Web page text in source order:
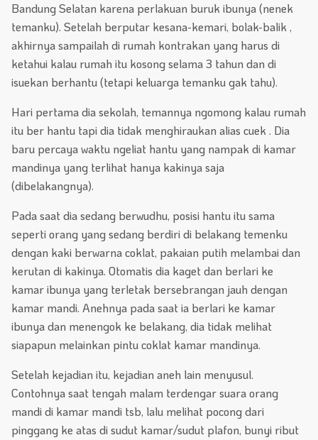
Bandung Selatan karena perlakuan buruk ibunya (nenek
temanku). Setelah berputar kesana-kemari, bolak-balik ,
akhirnya sampailah di rumah kontrakan yang harus di
ketahui kalau rumah itu kosong selama 3 tahun dan di
isuekan berhantu (tetapi keluarga temanku gak tahu).
Hari pertama dia sekolah, temannya ngomong kalau rumah
itu ber hantu tapi dia tidak menghiraukan alias cuek . Dia
baru percaya waktu ngeliat hantu yang nampak di kamar
mandinya yang terlihat hanya kakinya saja
(dibelakangnya).
Pada saat dia sedang berwudhu, posisi hantu itu sama
seperti orang yang sedang berdiri di belakang temenku
dengan kaki berwarna coklat, pakaian putih melambai dan
kerutan di kakinya. Otomatis dia kaget dan berlari ke
kamar ibunya yang terletak bersebrangan jauh dengan
kamar mandi. Anehnya pada saat ia berlari ke kamar
ibunya dan menengok ke belakang, dia tidak melihat
siapapun melainkan pintu coklat kamar mandinya.
Setelah kejadian itu, kejadian aneh lain menyusul.
Contohnya saat tengah malam terdengar suara orang
mandi di kamar mandi tsb, lalu melihat pocong dari
pinggang ke atas di sudut kamar/sudut plafon, bunyi ribut